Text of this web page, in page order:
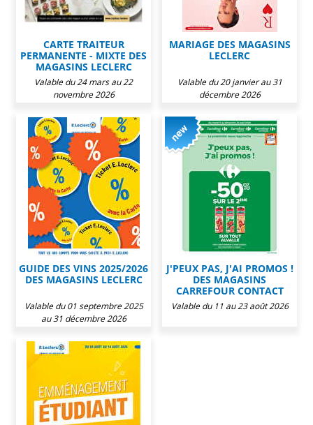
CARTE TRAITEUR
PERMANENTE - MIXTE DES
MAGASINS LECLERC
Valable du 24 mars au 22
novembre 2026
MARIAGE DES MAGASINS
LECLERC
Valable du 20 janvier au 31
décembre 2026
GUIDE DES VINS 2025/2026
DES MAGASINS LECLERC
Valable du 01 septembre 2025
au 31 décembre 2026
J'PEUX PAS, J'AI PROMOS !
DES MAGASINS
CARREFOUR CONTACT
Valable du 11 au 23 août 2026